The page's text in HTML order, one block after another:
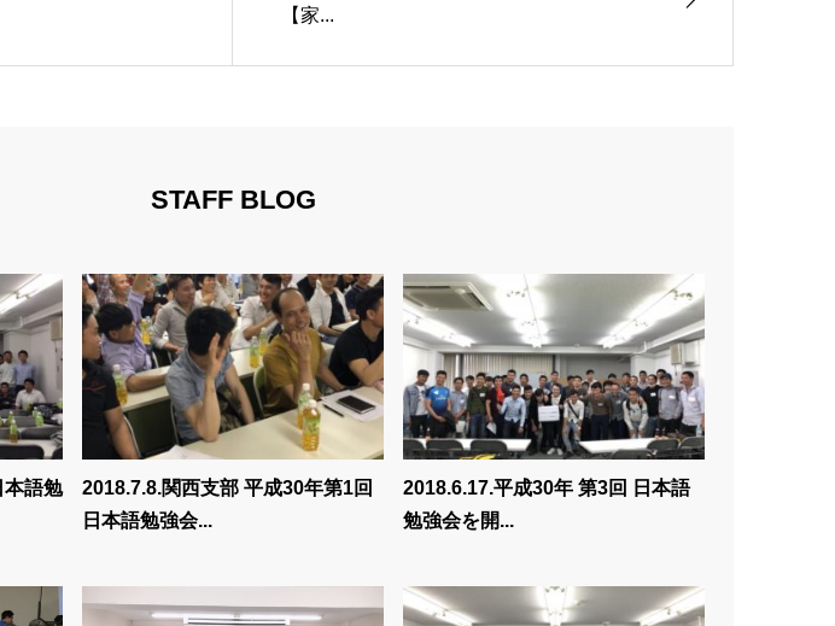
【家...
STAFF BLOG
本語勉
2018.7.8.関西支部 平成30年第1回
日本語勉強会...
2018.6.17.平成30年 第3回 日本語
勉強会を開...